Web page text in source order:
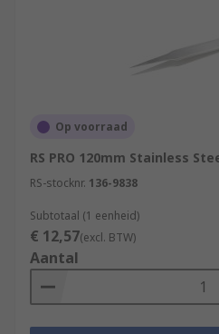
Op voorraad
RS PRO 120mm Stainless
RS-stocknr. 136-9838
Subtotaal (1 eenheid)
€ 12,57(excl. BTW)
Aantal